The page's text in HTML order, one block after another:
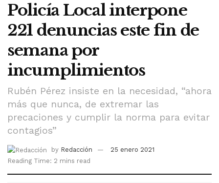
Policía Local interpone
221 denuncias este fin de
semana por
incumplimientos
Rubén Pérez insiste en la necesidad, “ahora
más que nunca, de extremar las
precaciones y cumplir la norma para evitar
contagios”
by Redacción
25 enero 2021
Reading Time: 2 mins read